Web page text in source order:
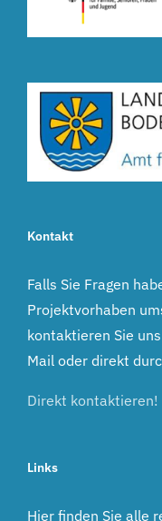
Kontakt
Falls Sie Fragen
Projektvorhaben
kontaktieren Sie
Mail oder direkt
Direkt kontaktieren!
Links
Hier finden Sie alle